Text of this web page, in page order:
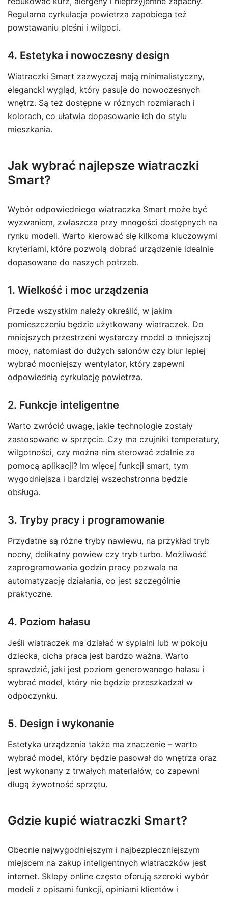
Regularna cyrkulacja powietrza zapobiega też
powstawaniu pleśni i wilgoci.
4. Estetyka i nowoczesny design
Wiatraczki Smart zazwyczaj mają minimalistyczny,
elegancki wygląd, który pasuje do nowoczesnych
wnętrz. Są też dostępne w różnych rozmiarach i
kolorach, co ułatwia dopasowanie ich do stylu
mieszkania.
Jak wybrać najlepsze wiatraczki
Smart?
Wybór odpowiedniego wiatraczka Smart może być
wyzwaniem, zwłaszcza przy mnogości dostępnych na
rynku modeli. Warto kierować się kilkoma kluczowymi
kryteriami, które pozwolą dobrać urządzenie idealnie
dopasowane do naszych potrzeb.
1. Wielkość i moc urządzenia
Przede wszystkim należy określić, w jakim
pomieszczeniu będzie użytkowany wiatraczek. Do
mniejszych przestrzeni wystarczy model o mniejszej
mocy, natomiast do dużych salonów czy biur lepiej
wybrać mocniejszy wentylator, który zapewni
odpowiednią cyrkulację powietrza.
2. Funkcje inteligentne
Warto zwrócić uwagę, jakie technologie zostały
zastosowane w sprzęcie. Czy ma czujniki temperatury,
wilgotności, czy można nim sterować zdalnie za
pomocą aplikacji? Im więcej funkcji smart, tym
wygodniejsza i bardziej wszechstronna będzie
obsługa.
3. Tryby pracy i programowanie
Przydatne są różne tryby nawiewu, na przykład tryb
nocny, delikatny powiew czy tryb turbo. Możliwość
zaprogramowania godzin pracy pozwala na
automatyzację działania, co jest szczególnie
praktyczne.
4. Poziom hałasu
Jeśli wiatraczek ma działać w sypialni lub w pokoju
dziecka, cicha praca jest bardzo ważna. Warto
sprawdzić, jaki jest poziom generowanego hałasu i
wybrać model, który nie będzie przeszkadzał w
odpoczynku.
5. Design i wykonanie
Estetyka urządzenia także ma znaczenie – warto
wybrać model, który będzie pasował do wnętrza oraz
jest wykonany z trwałych materiałów, co zapewni
długą żywotność sprzętu.
Gdzie kupić wiatraczki Smart?
Obecnie najwygodniejszym i najbezpieczniejszym
miejscem na zakup inteligentnych wiatraczków jest
internet. Sklepy online często oferują szeroki wybór
modeli z opisami funkcji, opiniami klientów i